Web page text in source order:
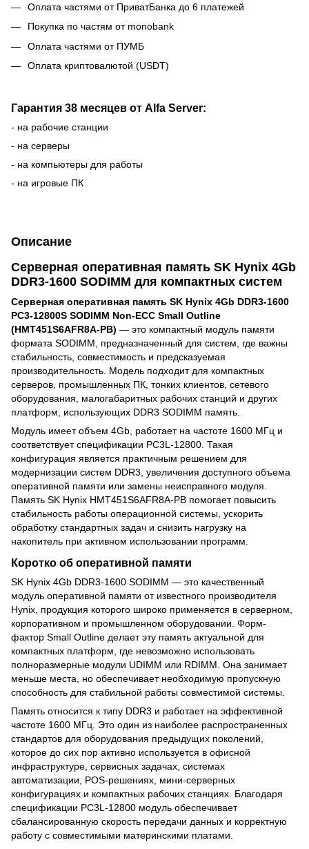
Оплата частями от ПриватБанка до 6 платежей
Покупка по частям от monobank
Оплата частями от ПУМБ
Оплата криптовалютой (USDT)
Гарантия 38 месяцев от Alfa Server:
- на рабочие станции
- на серверы
- на компьютеры для работы
- на игровые ПК
Описание
Серверная оперативная память SK Hynix 4Gb
DDR3-1600 SODIMM для компактных систем
Серверная оперативная память SK Hynix 4Gb DDR3-1600
PC3-12800S SODIMM Non-ECC Small Outline
(HMT451S6AFR8A-PB) — это компактный модуль памяти
формата SODIMM, предназначенный для систем, где важны
стабильность, совместимость и предсказуемая
производительность. Модель подходит для компактных
серверов, промышленных ПК, тонких клиентов, сетевого
оборудования, малогабаритных рабочих станций и других
платформ, использующих DDR3 SODIMM память.
Модуль имеет объем 4Gb, работает на частоте 1600 МГц и
соответствует спецификации PC3L-12800. Такая
конфигурация является практичным решением для
модернизации систем DDR3, увеличения доступного объема
оперативной памяти или замены неисправного модуля.
Память SK Hynix HMT451S6AFR8A-PB помогает повысить
стабильность работы операционной системы, ускорить
обработку стандартных задач и снизить нагрузку на
накопитель при активном использовании программ.
Коротко об оперативной памяти
SK Hynix 4Gb DDR3-1600 SODIMM — это качественный
модуль оперативной памяти от известного производителя
Hynix, продукция которого широко применяется в серверном,
корпоративном и промышленном оборудовании. Форм-
фактор Small Outline делает эту память актуальной для
компактных платформ, где невозможно использовать
полноразмерные модули UDIMM или RDIMM. Она занимает
меньше места, но обеспечивает необходимую пропускную
способность для стабильной работы совместимой системы.
Память относится к типу DDR3 и работает на эффективной
частоте 1600 МГц. Это один из наиболее распространенных
стандартов для оборудования предыдущих поколений,
которое до сих пор активно используется в офисной
инфраструктуре, сервисных задачах, системах
автоматизации, POS-решениях, мини-серверных
конфигурациях и компактных рабочих станциях. Благодаря
спецификации PC3L-12800 модуль обеспечивает
сбалансированную скорость передачи данных и корректную
работу с совместимыми материнскими платами.